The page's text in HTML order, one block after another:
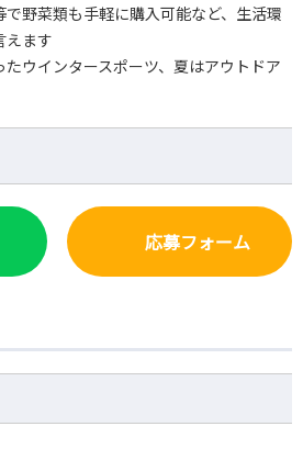
野菜類も手軽に購入可能など、生活環
えます
ウインタースポーツ、夏はアウトドア
応募フォーム